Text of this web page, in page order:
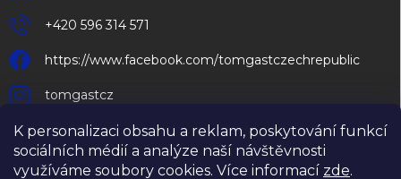
K personalizaci obsahu a reklam, poskytování funkcí
sociálních médií a analýze naší návštěvnosti
využíváme soubory cookies. Více informací zde.
+420 596 314 571
https://www.facebook.com/tomgastczechrepublic
tomgastcz